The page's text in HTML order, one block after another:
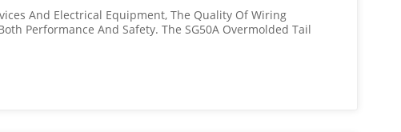
And Electrical Equipment, The Quality Of Wiring
Performance And Safety. The SG50A Overmolded Tail
Demand High Reliability. With Superio...